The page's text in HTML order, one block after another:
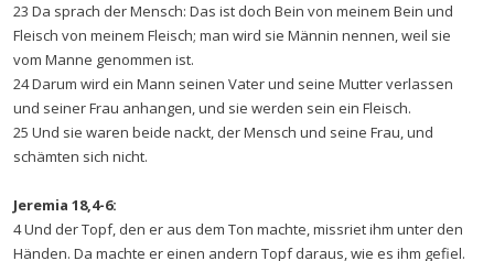
23 Da sprach der Mensch: Das ist doch Bein von meinem Bein und
Fleisch von meinem Fleisch; man wird sie Männin nennen, weil sie
vom Manne genommen ist.
24 Darum wird ein Mann seinen Vater und seine Mutter verlassen
und seiner Frau anhangen, und sie werden sein ein Fleisch.
25 Und sie waren beide nackt, der Mensch und seine Frau, und
schämten sich nicht.
Jeremia 18,4-6:
4 Und der Topf, den er aus dem Ton machte, missriet ihm unter den
Händen. Da machte er einen andern Topf daraus, wie es ihm gefiel.